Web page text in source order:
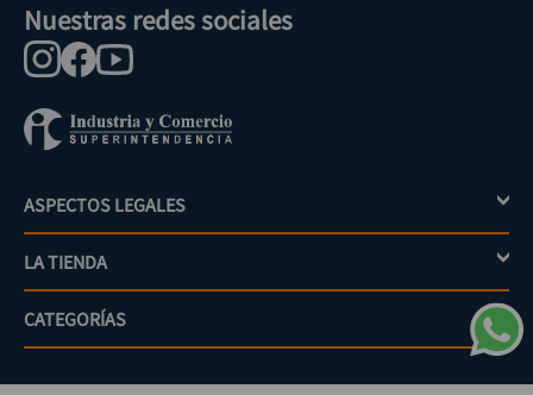
Nuestras redes sociales
ASPECTOS LEGALES +
Política de tratamiento de datos personales
Términos y condiciones
LA TIENDA +
Mi cuenta
PQRs
CATEGORÍAS
Jardinería